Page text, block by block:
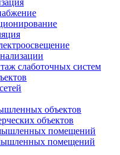
слаботочных систем
объектов
объектов
помещений
помещений